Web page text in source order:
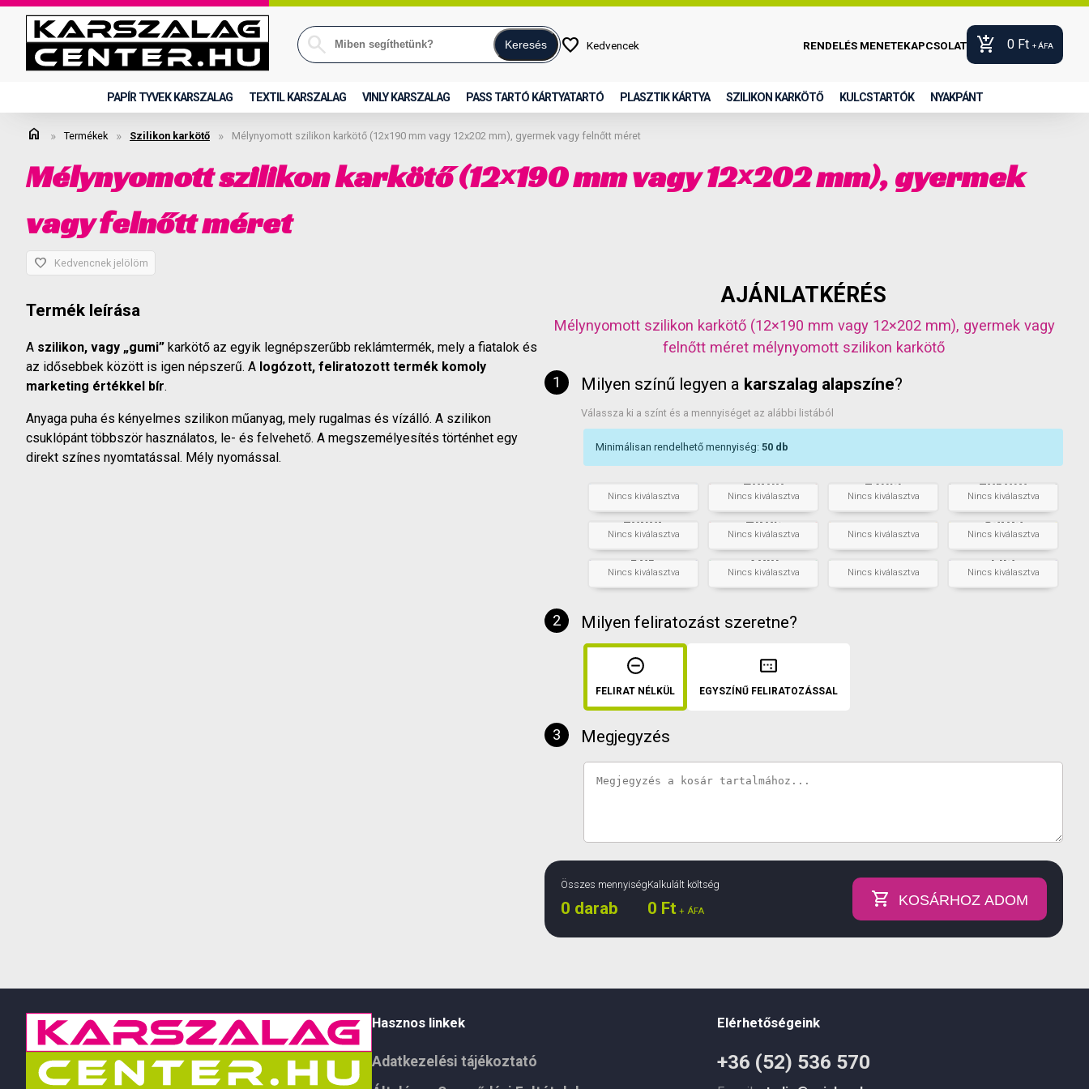
Keresés favorite Kedvencek RENDELÉS MENETEKAPCSOLAT add_shopping_cart 0 Ft + ÁFA
PAPÍR TYVEK KARSZALAG TEXTIL KARSZALAG VINLY KARSZALAG PASS TARTÓ KÁRTYATARTÓ PLASZTIK KÁRTYA SZILIKON KARKÖTŐ KULCSTARTÓK NYAKPÁNT
home » Termékek » Szilikon karkötő » Mélynyomott szilikon karkötő (12x190 mm vagy 12x202 mm), gyermek vagy felnőtt méret
Mélynyomott szilikon karkötő (12×190 mm vagy 12×202 mm), gyermek
vagy felnőtt méret
favorite Kedvencnek jelölöm
Termék leírása
A szilikon, vagy „gumi” karkötő az egyik legnépszerűbb reklámtermék, mely a fiatalok és
az idősebbek között is igen népszerű. A logózott, feliratozott termék komoly
marketing értékkel bír.
Anyaga puha és kényelmes szilikon műanyag, mely rugalmas és vízálló. A szilikon
csuklópánt többször használatos, le- és felvehető. A megszemélyesítés történhet egy
direkt színes nyomtatással. Mély nyomással.
AJÁNLATKÉRÉS
Mélynyomott szilikon karkötő (12×190 mm vagy 12×202 mm), gyermek vagy
felnőtt méret mélynyomott szilikon karkötő
Milyen színű legyen a karszalag alapszíne?
Válassza ki a színt és a mennyiséget az alábbi listából
Minimálisan rendelhető mennyiség: 50 db
kék
Nincs kiválasztva
db
Bordó
Nincs kiválasztva
db
Ezüst
Nincs kiválasztva
db
Fekete
Nincs kiválasztva
db
Fehér
Nincs kiválasztva
db
Piros
Nincs kiválasztva
db
Neon
narancssárga
Nincs kiválasztva
db
Sárga
Nincs kiválasztva
db
Kék
Nincs kiválasztva
db
Zöld
Nincs kiválasztva
db
Neon
zöld
Nincs kiválasztva
db
Lila
Nincs kiválasztva
db
Milyen feliratozást szeretne?
FELIRAT NÉLKÜL EGYSZÍNŰ FELIRATOZÁSSAL
Megjegyzés
Összes mennyiség
0 darab
Kalkulált költség
0 Ft + ÁFA
KOSÁRHOZ ADOM
Hasznos linkek
Adatkezelési tájékoztató
Elérhetőségeink
+36 (52) 536 570